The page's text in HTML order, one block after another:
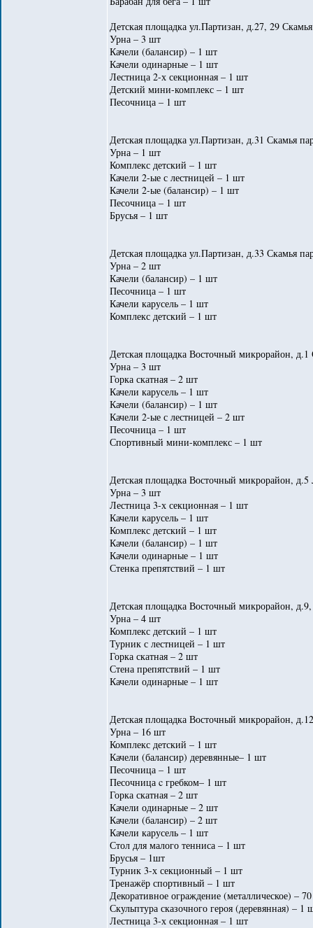
Детская площадка ул.Партизан, д.27, 29
Урна – 3 шт
Качели (балансир) – 1 шт
Качели одинарные – 1 шт
Лестница 2-х секционная – 1 шт
Детский мини-комплекс – 1 шт
Песочница – 1 шт
Детская площадка ул.Партизан, д.31 Скамья
Урна – 1 шт
Комплекс детский – 1 шт
Качели 2-ые с лестницей – 1 шт
Качели 2-ые (балансир) – 1 шт
Песочница – 1 шт
Брусья – 1 шт
Детская площадка ул.Партизан, д.33 Скамья
Урна – 2 шт
Качели (балансир) – 1 шт
Песочница – 1 шт
Качели карусель – 1 шт
Комплекс детский – 1 шт
Детская площадка Восточный микрорайон, д.1
Урна – 3 шт
Горка скатная – 2 шт
Качели карусель – 1 шт
Качели (балансир) – 1 шт
Качели 2-ые с лестницей – 2 шт
Песочница – 1 шт
Спортивный мини-комплекс – 1 шт
Детская площадка Восточный микрорайон,
Урна – 3 шт
Лестница 3-х секционная – 1 шт
Качели карусель – 1 шт
Комплекс детский – 1 шт
Качели (балансир) – 1 шт
Качели одинарные – 1 шт
Стенка препятствий – 1 шт
Детская площадка Восточный микрорайон,
Урна – 4 шт
Комплекс детский – 1 шт
Турник с лестницей – 1 шт
Горка скатная – 2 шт
Стена препятствий – 1 шт
Качели одинарные – 1 шт
Детская площадка Восточный микрорайон,
Урна – 16 шт
Комплекс детский – 1 шт
Качели (балансир) деревянные– 1 шт
Песочница – 1 шт
Песочница c гребком– 1 шт
Горка скатная – 2 шт
Качели одинарные – 2 шт
Качели (балансир) – 2 шт
Качели карусель – 1 шт
Стол для малого тенниса – 1 шт
Брусья – 1шт
Турник 3-х секционный – 1 шт
Тренажёр спортивный – 1 шт
Декоративное ограждение (металлическое) –
Скульптура сказочного героя (деревянная) – 1
Лестница 3-х секционная – 1 шт